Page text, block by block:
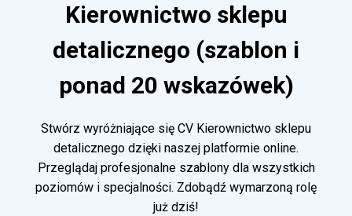
Kierownictwo sklepu
detalicznego (szablon i
ponad 20 wskazówek)
Stwórz wyróżniające się CV Kierownictwo sklepu
detalicznego dzięki naszej platformie online.
Przeglądaj profesjonalne szablony dla wszystkich
poziomów i specjalności. Zdobądź wymarzoną rolę
już dziś!